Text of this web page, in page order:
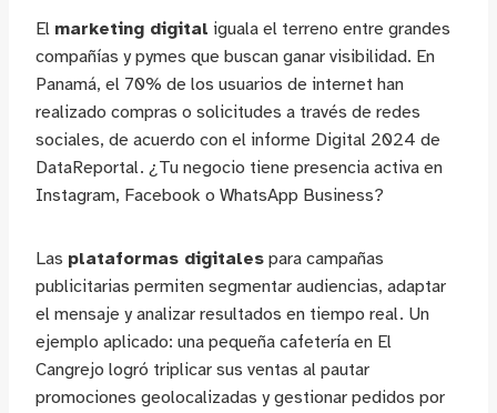
El marketing digital iguala el terreno entre grandes
compañías y pymes que buscan ganar visibilidad. En
Panamá, el 70% de los usuarios de internet han
realizado compras o solicitudes a través de redes
sociales, de acuerdo con el informe Digital 2024 de
DataReportal. ¿Tu negocio tiene presencia activa en
Instagram, Facebook o WhatsApp Business?
Las plataformas digitales para campañas
publicitarias permiten segmentar audiencias, adaptar
el mensaje y analizar resultados en tiempo real. Un
ejemplo aplicado: una pequeña cafetería en El
Cangrejo logró triplicar sus ventas al pautar
promociones geolocalizadas y gestionar pedidos por